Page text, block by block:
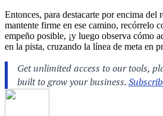
Entonces, para destacarte por encima del
mantente firme en ese camino, recórrelo
empeño posible, ¡y luego observa cómo
en la pista, cruzando la línea de meta en